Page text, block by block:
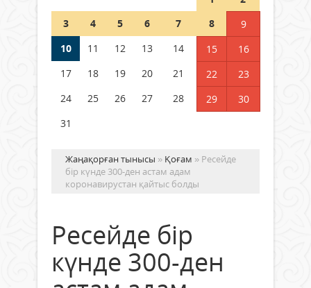
мыңнан астам көрерменнің
қауіпсіздігін қамтамасыз етті
06 тамыз 2026 ж.
3
4 5 6 7 8
9
10
11 12 13 14 15
16
17
18 19 20 21 22
23
24
25 26 27 28 29
30
31
Жаңақорған тынысы » Қоғам » Ресейде
бір күнде 300-ден астам адам
коронавирустан қайтыс болды
Ресейде бір
күнде 300-ден